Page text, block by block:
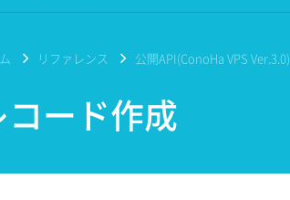
リファレンス 公開API(ConoHa VPS Ver.3.0)
コード作成